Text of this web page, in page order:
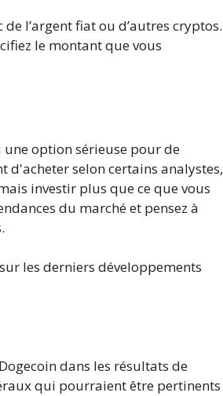
l’argent fiat ou d’autres cryptos.
le montant que vous
option sérieuse pour de
d'acheter selon certains analystes,
investir plus que ce que vous
du marché et pensez à
les derniers développements
dans les résultats de
qui pourraient être pertinents